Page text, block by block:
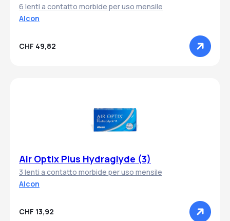
6 lenti a contatto morbide per uso mensile
Alcon
CHF 49,82
Air Optix Plus Hydraglyde (3)
3 lenti a contatto morbide per uso mensile
Alcon
CHF 13,92